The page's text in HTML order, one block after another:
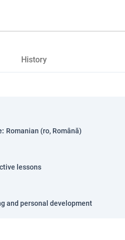
History
: Romanian (ro, Română)
lessons
and personal development